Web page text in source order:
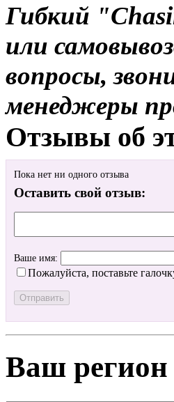
Гибкий
или
вопросы,
менеджеры
Отзывы об
Пока нет ни одного отзыва
Оставить свой отзыв:
Ваше имя:
Пожалуйста, поставьте
Ваш регион